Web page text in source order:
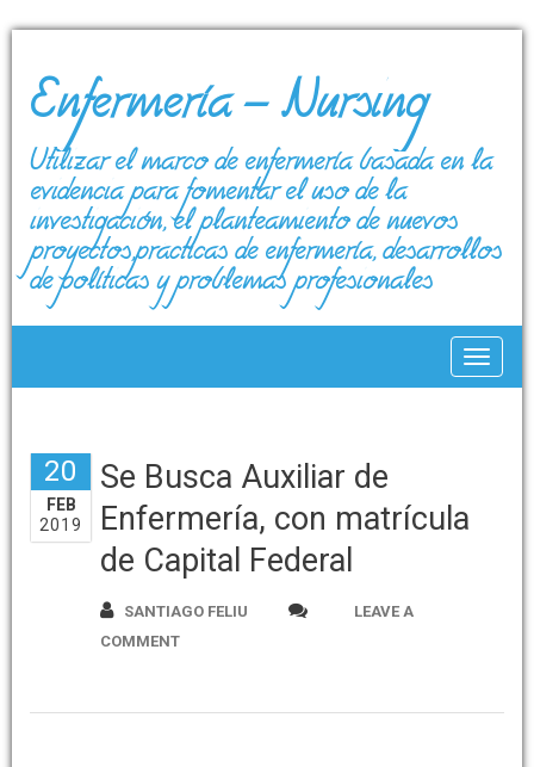
Enfermería – Nursing
Utilizar el marco de enfermería basada en la
evidencia para fomentar el uso de la
investigación, el planteamiento de nuevos
proyectos,prácticas de enfermería, desarrollos
de políticas y problemas profesionales
20
FEB
2019
Se Busca Auxiliar de
Enfermería, con matrícula
de Capital Federal
SANTIAGO FELIU
LEAVE A
COMMENT